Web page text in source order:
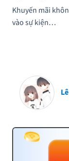
Khuyến mãi
vào sự kiện…